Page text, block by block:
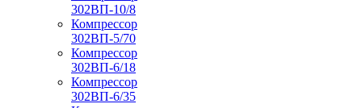
302ВП-10/8
Компрессор
302ВП-5/70
Компрессор
302ВП-6/18
Компрессор
302ВП-6/35